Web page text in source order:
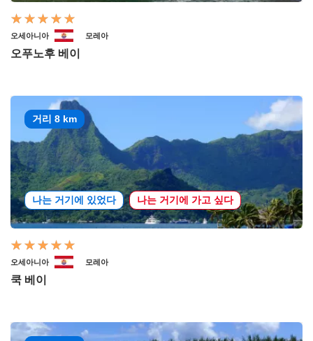
오세아니아 모레아
오푸노후 베이
거리 8 km
나는 거기에 있었다 나는 거기에 가고 싶다
오세아니아 모레아
쿡 베이